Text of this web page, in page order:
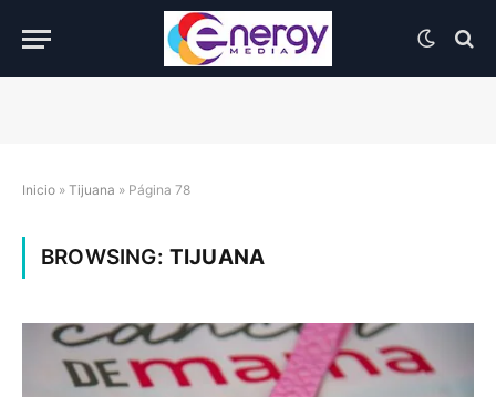
Inicio » Tijuana » Página 78
BROWSING: TIJUANA